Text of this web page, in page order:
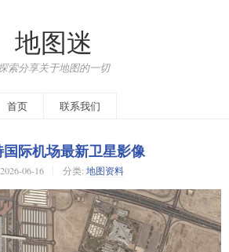
地图迷
索分享关于地图的一切
首页 联系我们
际机场最新卫星影像
2026-06-16 分类: 地图资料